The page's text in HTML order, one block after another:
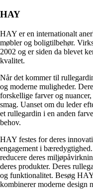
HAY
HAY er en internationalt
møbler og boligtilbehør.
2002 og er siden da blevet
kvalitet.
Når det kommer til
og moderne muligheder.
forskellige farver og
smag. Uanset om du leder
et rullegardin i en anden
behov.
HAY festes for deres
engagement i
reducere deres
deres produkter. Deres
og funktionalitet. Besøg
kombinerer moderne design